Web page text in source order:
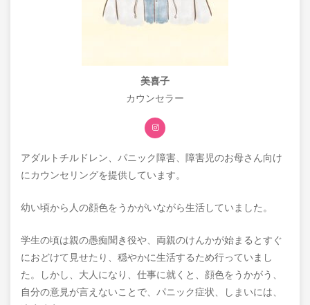
美喜子
カウンセラー
アダルトチルドレン、パニック障害、障害児のお母さん向け
にカウンセリングを提供しています。
幼い頃から人の顔色をうかがいながら生活していました。
学生の頃は親の愚痴聞き役や、両親のけんかが始まるとすぐ
におどけて見せたり、穏やかに生活するため行っていまし
た。しかし、大人になり、仕事に就くと、顔色をうかがう、
自分の意見が言えないことで、パニック症状、しまいには、